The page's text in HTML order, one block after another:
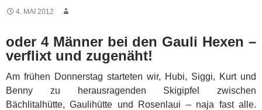
4. MAI 2012
oder 4 Männer bei den Gauli Hexen –
verflixt und zugenäht!
Am frühen Donnerstag starteten wir, Hubi, Siggi, Kurt und
Benny zu herausragenden Skigipfel zwischen
Bächlitalhütte, Gaulihütte und Rosenlaui – naja fast alle.